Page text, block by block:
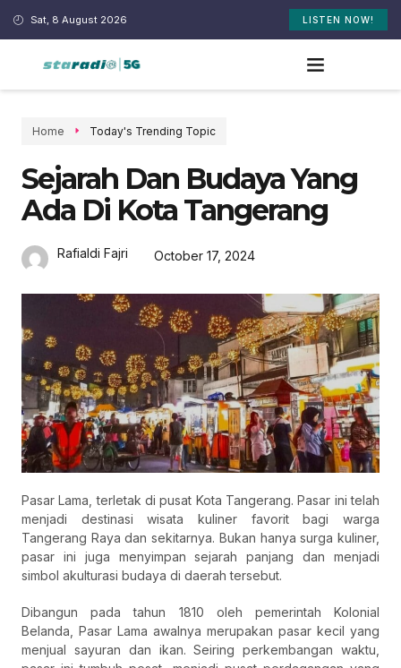
Sat, 8 August 2026 LISTEN NOW!
Home Today's Trending Topic
Sejarah Dan Budaya Yang
Ada Di Kota Tangerang
Rafialdi Fajri October 17, 2024
Pasar Lama, terletak di pusat Kota Tangerang. Pasar ini telah
menjadi destinasi wisata kuliner favorit bagi warga
Tangerang Raya dan sekitarnya. Bukan hanya surga kuliner,
pasar ini juga menyimpan sejarah panjang dan menjadi
simbol akulturasi budaya di daerah tersebut.
Dibangun pada tahun 1810 oleh pemerintah Kolonial
Belanda, Pasar Lama awalnya merupakan pasar kecil yang
menjual sayuran dan ikan. Seiring perkembangan waktu,